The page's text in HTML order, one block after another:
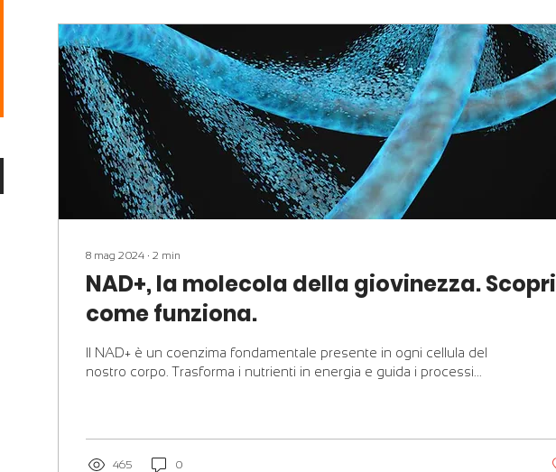
8 mag 2024 ∙ 2 min
NAD+, la molecola della giovinezza. Scopri
come funziona.
Il NAD+ è un coenzima fondamentale presente in ogni cellula del
nostro corpo. Trasforma i nutrienti in energia e guida i processi...
465 0